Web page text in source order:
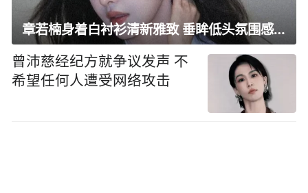
章若楠身着白衬衫清新雅致 垂眸低头氛围感十足
曾沛慈经纪方就争议发声 不
希望任何人遭受网络攻击